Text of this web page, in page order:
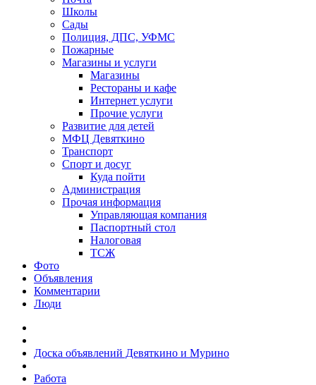
Школы
Сады
Полиция, ДПС, УФМС
Пожарные
Магазины и услуги
Магазины
Рестораны и кафе
Интернет услуги
Прочие услуги
Развитие для детей
МФЦ Девяткино
Транспорт
Спорт и досуг
Куда пойти
Администрация
Прочая информация
Управляющая компания
Паспортный стол
Налоговая
ТСЖ
Фото
Объявления
Комментарии
Люди
Доска объявлений Девяткино и Мурино
Работа